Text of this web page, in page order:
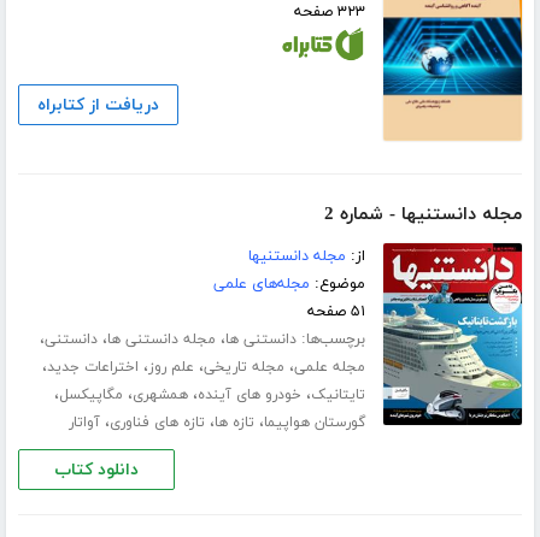
۳۲۳ صفحه
دریافت از کتابراه
مجله دانستنیها - شماره 2
از: مجله دانستنیها
موضوع: مجله‌های علمی
۵۱ صفحه
برچسب‌ها:دانستنی ها، مجله دانستنی ها،دانستنی،
مجله علمی، مجله تاریخی، علم روز، اختراعات جدید،
تایتانیک، خودرو های آینده،همشهری، مگاپیکسل،
گورستان هواپیما، تازه ها، تازه های فناوری،آواتار
دانلود کتاب